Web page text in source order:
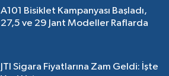
A101 Bisiklet Kampanyası Başladı,
27,5 ve 29 Jant Modeller Raflarda
JTI Sigara Fiyatlarına Zam Geldi: İşte